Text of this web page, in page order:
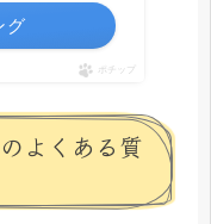
グ
ポチップ
よくある質